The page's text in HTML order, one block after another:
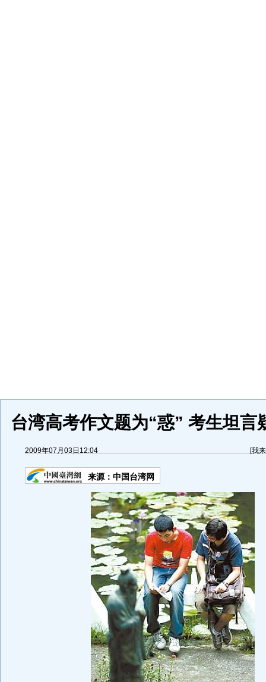
台湾高考作文题为“惑” 考生坦言
2009年07月03日12:04 [我
来源： 中国台湾网